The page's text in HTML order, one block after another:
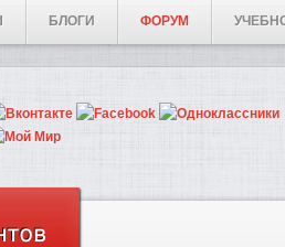
БЛОГИ ФОРУМ